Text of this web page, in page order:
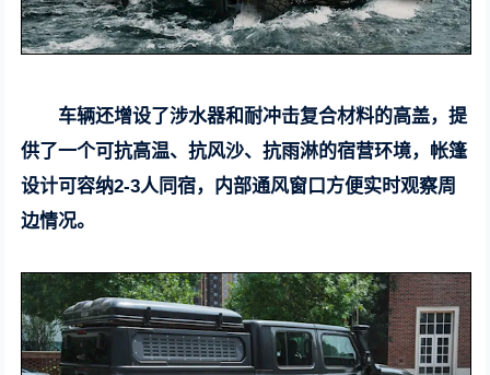
车辆还增设了涉水器和耐冲击复合材料的高盖，提
供了一个可抗高温、抗风沙、抗雨淋的宿营环境，帐篷
设计可容纳2-3人同宿，内部通风窗口方便实时观察周
边情况。